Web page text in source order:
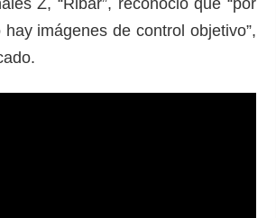
Z, “Ribar”, reconoció que “por
imágenes de control objetivo”,